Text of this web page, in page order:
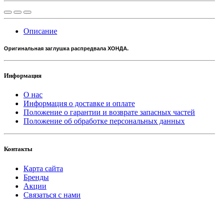
Описание
Оригинальная заглушка распредвала ХОНДА.
Информация
О нас
Информация о доставке и оплате
Положение о гарантии и возврате запасных частей
Положение об обработке персональных данных
Контакты
Карта сайта
Бренды
Акции
Связаться с нами